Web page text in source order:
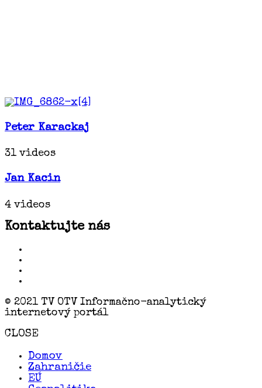
Peter Karackaj
31 videos
Jan Kacin
4 videos
Kontaktujte nás
© 2021 TV OTV Informačno-analytický
internetový portál
CLOSE
Domov
Zahraničie
EÚ